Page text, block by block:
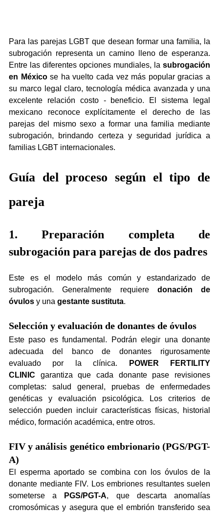
Para las parejas LGBT que desean formar una familia, la
subrogación representa un camino lleno de esperanza.
Entre las diferentes opciones mundiales, la subrogación
en México se ha vuelto cada vez más popular gracias a
su marco legal claro, tecnología médica avanzada y una
excelente relación costo - beneficio. El sistema legal
mexicano reconoce explícitamente el derecho de las
parejas del mismo sexo a formar una familia mediante
subrogación, brindando certeza y seguridad jurídica a
familias LGBT internacionales.
Guía del proceso según el tipo de
pareja
1. Preparación completa de
subrogación para parejas de dos padres
Este es el modelo más común y estandarizado de
subrogación. Generalmente requiere donación de
óvulos y una gestante sustituta.
Selección y evaluación de donantes de óvulos
Este paso es fundamental. Podrán elegir una donante
adecuada del banco de donantes rigurosamente
evaluado por la clínica.
POWER FERTILITY
CLINIC garantiza que cada donante pase revisiones
completas: salud general, pruebas de enfermedades
genéticas y evaluación psicológica. Los criterios de
selección pueden incluir características físicas, historial
médico, formación académica, entre otros.
FIV y análisis genético embrionario (PGS/PGT-
A)
El esperma aportado se combina con los óvulos de la
donante mediante FIV. Los embriones resultantes suelen
someterse a
PGS/PGT-A, que descarta anomalías
cromosómicas y asegura que el embrión transferido sea